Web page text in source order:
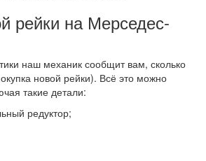
рейки на Мерседес-
наш механик сообщит вам, сколько
новой рейки). Всё это можно
такие детали:
редуктор;